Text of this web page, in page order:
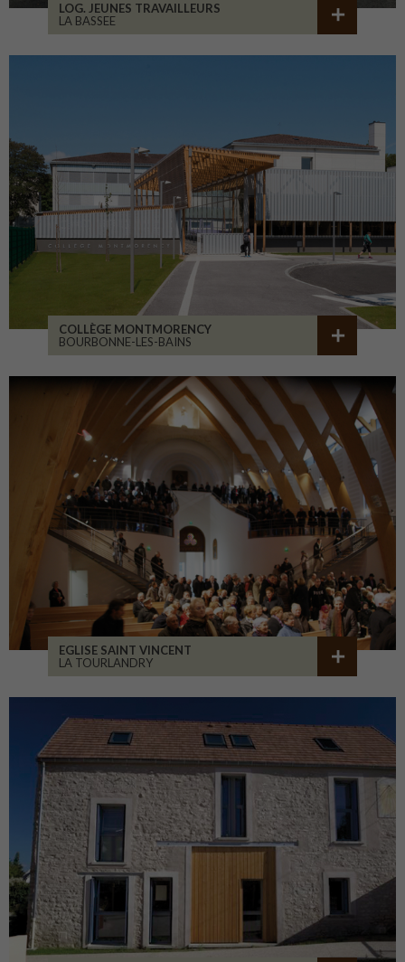
LOG. JEUNES TRAVAILLEURS
LA BASSEE
COLLÈGE MONTMORENCY
BOURBONNE-LES-BAINS
EGLISE SAINT VINCENT
LA TOURLANDRY